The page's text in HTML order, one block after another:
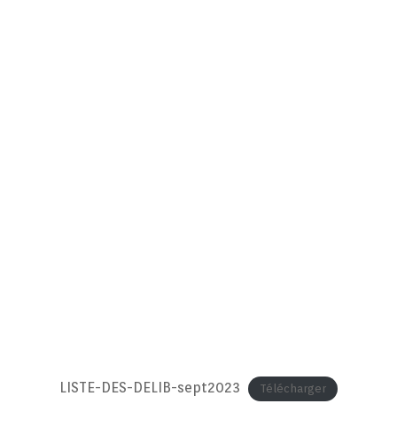
LISTE-DES-DELIB-sept2023 Télécharger